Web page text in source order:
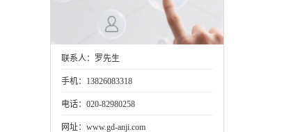
联系人：罗先生
手机：13826083318
电话：020-82980258
网址：www.gd-anji.com